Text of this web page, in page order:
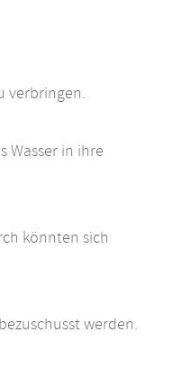
verbringen.
Wasser in ihre
könnten sich
werden.